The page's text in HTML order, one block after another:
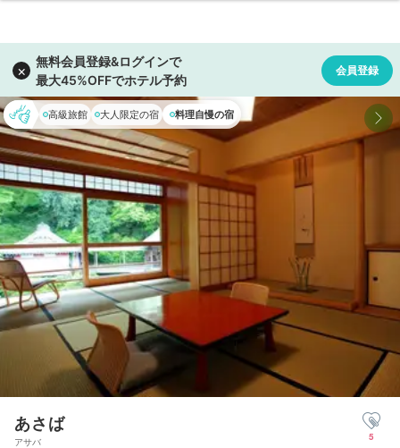
高級旅館 大人限定の宿 料理自慢の宿
あさば
アサバ 5